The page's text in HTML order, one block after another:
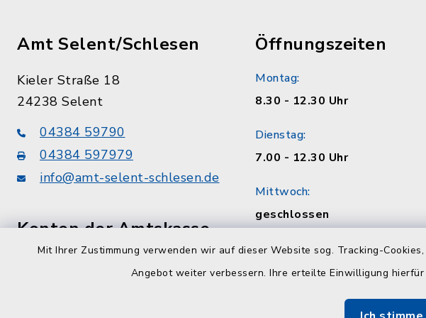
Mit Ihrer Zustimmung verwenden wir auf dieser Website sog. Tracking-
Angebot weiter verbessern. Ihre erteilte Einwilligung
Amt Selent/Schlesen
Kieler Straße 18
24238 Selent
04384 59790
04384 597979
info@amt-selent-schlesen.de
Konten der Amtskasse
DE75213900080007310307
Öffnungszeiten
Montag:
8.30 - 12.30 Uhr
Dienstag:
7.00 - 12.30 Uhr
Mittwoch:
geschlossen
Donnerstag:
8.30 - 12.30 Uhr und 14.00 -